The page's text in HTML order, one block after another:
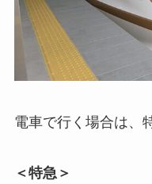
電車で行く場合は、
＜特急＞